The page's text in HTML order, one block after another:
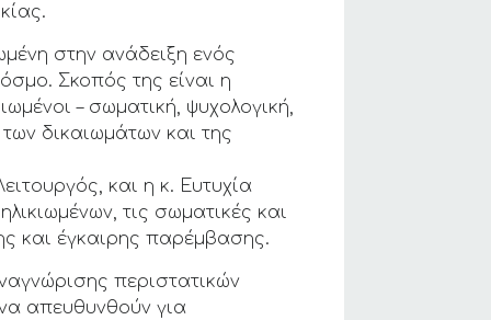
στην ανάδειξη ενός
Σκοπός της είναι η
– σωματική, ψυχολογική,
δικαιωμάτων και της
και η κ. Ευτυχία
τις σωματικές και
και έγκαιρης παρέμβασης.
περιστατικών
απευθυνθούν για